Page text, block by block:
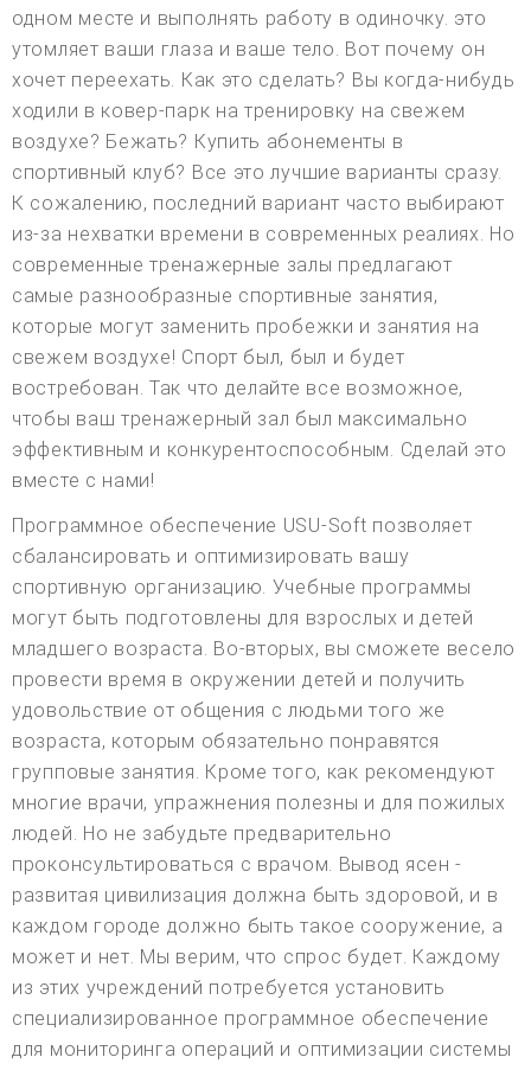
одном месте и выполнять работу в одиночку. это
утомляет ваши глаза и ваше тело. Вот почему он
хочет переехать. Как это сделать? Вы когда-нибудь
ходили в ковер-парк на тренировку на свежем
воздухе? Бежать? Купить абонементы в
спортивный клуб? Все это лучшие варианты сразу.
К сожалению, последний вариант часто выбирают
из-за нехватки времени в современных реалиях. Но
современные тренажерные залы предлагают
самые разнообразные спортивные занятия,
которые могут заменить пробежки и занятия на
свежем воздухе! Спорт был, был и будет
востребован. Так что делайте все возможное,
чтобы ваш тренажерный зал был максимально
эффективным и конкурентоспособным. Сделай это
вместе с нами!
Программное обеспечение USU-Soft позволяет
сбалансировать и оптимизировать вашу
спортивную организацию. Учебные программы
могут быть подготовлены для взрослых и детей
младшего возраста. Во-вторых, вы сможете весело
провести время в окружении детей и получить
удовольствие от общения с людьми того же
возраста, которым обязательно понравятся
групповые занятия. Кроме того, как рекомендуют
многие врачи, упражнения полезны и для пожилых
людей. Но не забудьте предварительно
проконсультироваться с врачом. Вывод ясен -
развитая цивилизация должна быть здоровой, и в
каждом городе должно быть такое сооружение, а
может и нет. Мы верим, что спрос будет. Каждому
из этих учреждений потребуется установить
специализированное программное обеспечение
для мониторинга операций и оптимизации системы